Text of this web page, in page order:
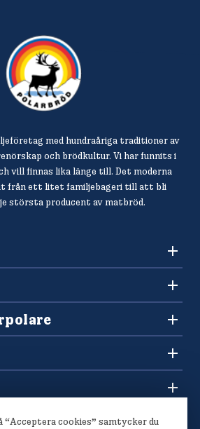
med hundraåriga traditioner av
och brödkultur. Vi har funnits i
vill finnas lika länge till. Det moderna
från ett litet familjebageri till att bli
största producent av matbröd.
reklamation
“Acceptera cookies” samtycker du